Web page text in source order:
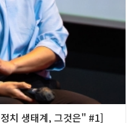
치 생태계, 그것은" #1]